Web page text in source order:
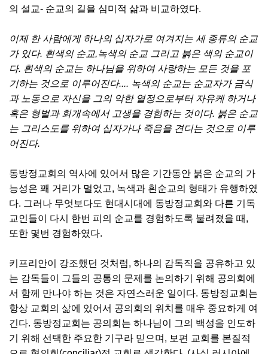
의 설교- 순교의 길을 심미적 삶과 비교하였다.
이제 한 사람에게 하나의 십자가로 여겨지는 세 종류의 순교
가 있다. 흰색의 순교,녹색의 순교 그리고 붉은 색의 순교이
다. 흰색의 순교는 하나님을 위하여 사랑하는 모든 것을 포
기하는 것으로 이루어진다.... 녹색의 순교는 순교자가 금식
과 노동으로 자신을 그의 악한 열정으로부터 자유케 하거나
혹은 형벌과 회개속에서 고생을 경험하는 것이다. 붉은 순교
는 그리스도를 위하여 십자가나 죽음을 견디는 것으로 이루
어진다.
동방정교회의 역사에 있어서 많은 기간동안 붉은 순교의 가
능성은 꽤 거리가 멀었고, 녹색과 흰순교의 형태가 유행하였
다. 그러나 무엇보다도 현대시대에 동방정교회와 다른 기독
교인들이 다시 한번 피의 순교를 경험하도록 불려졌을 때,
또한 몇번 경험하였다.
키프리안이 강조했던 것처럼, 하나의 감독직을 공유하고 있
는 감독들이 그들의 공통의 문제를 논의하기 위해 공의회에
서 함께 만나야 하는 것은 자연스러운 일이다. 동방정교회는
항상 교회의 삶에 있어서 공의회의 위치를 매우 중요하게 여
긴다. 동방정교회는 공의회는 하나님이 그의 백성을 인도하
기 위해 선택한 주요한 기구라 믿으며, 보편 교회를 본질적